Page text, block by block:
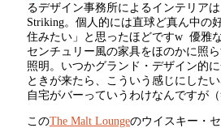
るデザイン事務所によるインテリア
Striking。個人的には直球ど真ん中の
住みたい」と思ったほどですw 優雅
センチュリー風の家具をほのかに照
照明。いつかグランド・デザイン的
ときが来たら、こういう感じにした
自宅がバーっていうわけなんですが
このThe Malt Loungeのウイスキー・